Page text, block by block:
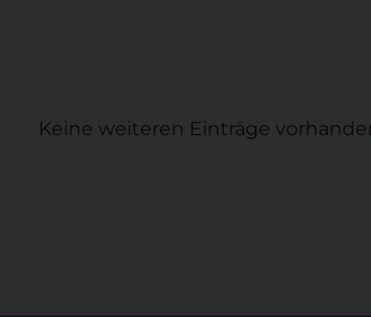
Keine weiteren Einträge